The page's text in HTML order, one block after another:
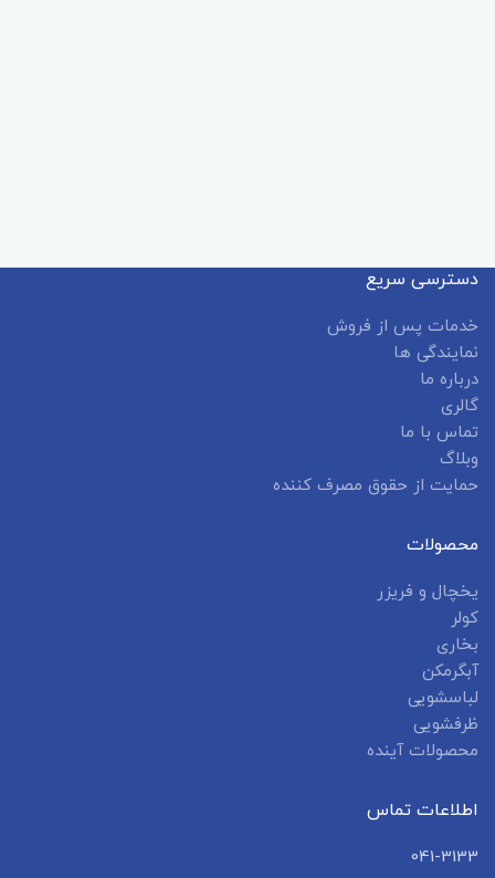
دسترسی سریع
خدمات پس از فروش
نمایندگی ها
درباره ما
گالری
تماس با ما
وبلاگ
حمایت از حقوق مصرف کننده
محصولات
یخچال و فریزر
کولر
بخاری
آبگرمکن
لباسشویی
ظرفشویی
محصولات آینده
اطلاعات تماس
041-3133